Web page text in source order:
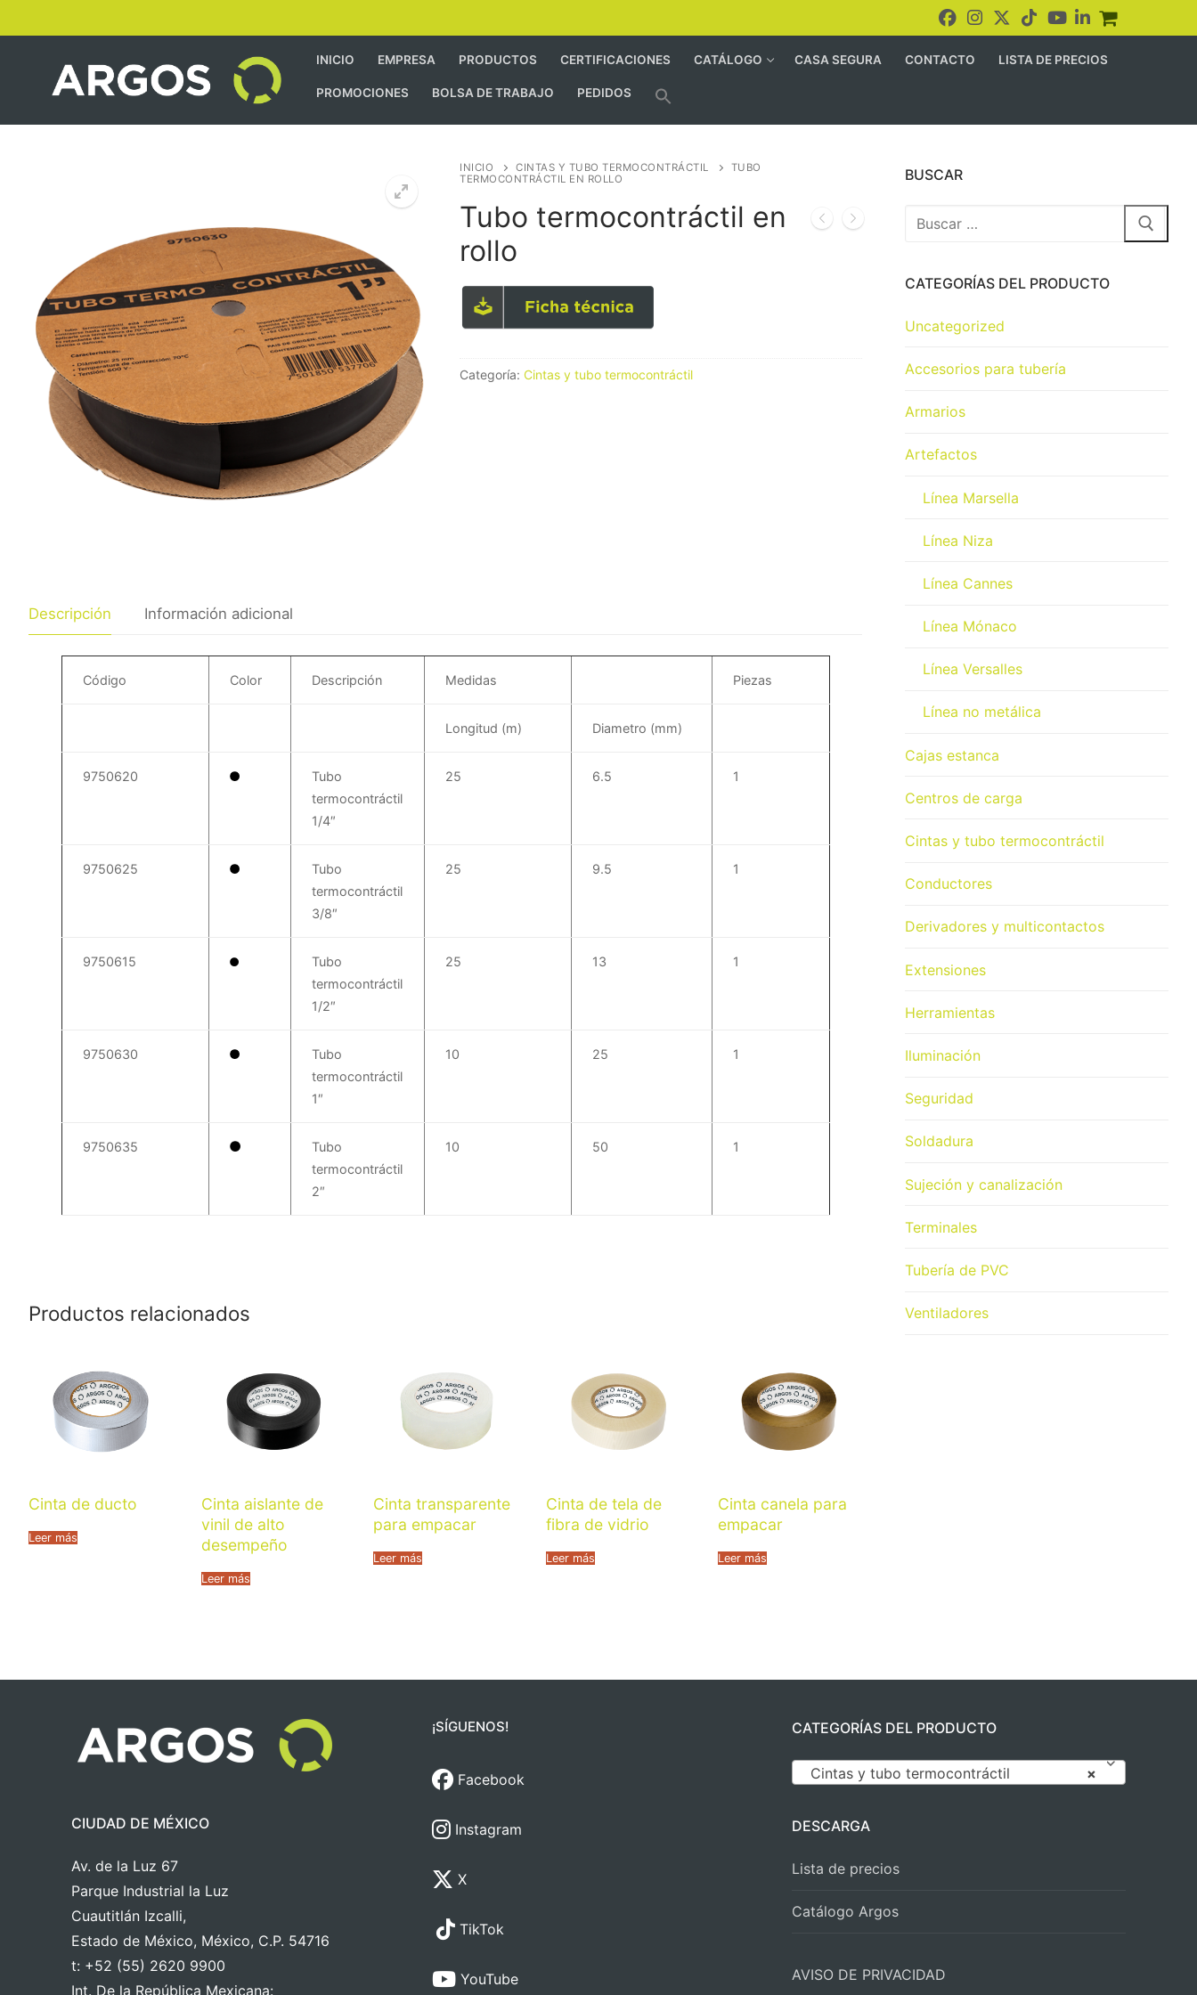
INICIO EMPRESA PRODUCTOS CERTIFICACIONES CATÁLOGO CASA SEGURA CONTACTO LISTA DE PRECIOS
PROMOCIONES BOLSA DE TRABAJO PEDIDOS
INICIO CINTAS Y TUBO TERMOCONTRÁCTIL
TUBO
TERMOCONTRÁCTIL EN ROLLO
Tubo termocontráctil en
rollo
Categoría: Cintas y tubo termocontráctil
Descripción Información adicional
Código Color Descripción Medidas Piezas
Longitud (m) Diametro (mm)
9750620
Tubo
termocontráctil
1/4″
25 6.5 1
9750625
Tubo
termocontráctil
3/8″
25 9.5 1
9750615
Tubo
termocontráctil
1/2″
25 13 1
9750630
Tubo
termocontráctil
1″
10 25 1
9750635
Tubo
termocontráctil
2″
10 50 1
Productos relacionados
Cinta de ducto
Leer más
Cinta aislante de
vinil de alto
desempeño
Leer más
Cinta transparente
para empacar
Leer más
Cinta de tela de
fibra de vidrio
Leer más
Cinta canela para
empacar
Leer más
BUSCAR
CATEGORÍAS DEL PRODUCTO
Uncategorized
Accesorios para tubería
Armarios
Artefactos
Línea Marsella
Línea Niza
Línea Cannes
Línea Mónaco
Línea Versalles
Línea no metálica
Cajas estanca
Centros de carga
Cintas y tubo termocontráctil
Conductores
Derivadores y multicontactos
Extensiones
Herramientas
Iluminación
Seguridad
Soldadura
Sujeción y canalización
Terminales
Tubería de PVC
Ventiladores
CIUDAD DE MÉXICO
Av. de la Luz 67
Parque Industrial la Luz
Cuautitlán Izcalli,
Estado de México, México, C.P. 54716
t: +52 (55) 2620 9900
Int. De la República Mexicana:
¡SÍGUENOS!
Facebook
Instagram
X
TikTok
YouTube
CATEGORÍAS DEL PRODUCTO
×
Cintas y tubo termocontráctil
DESCARGA
Lista de precios
Catálogo Argos
AVISO DE PRIVACIDAD